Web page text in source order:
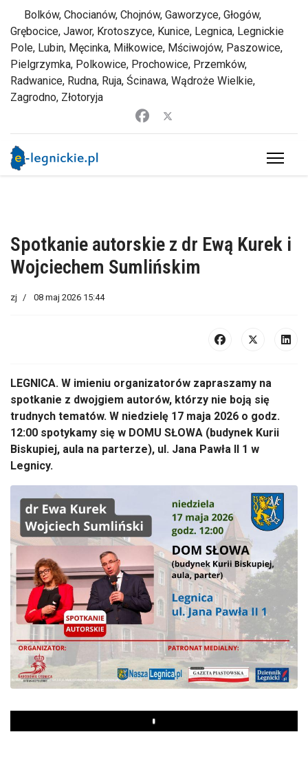
Bolków, Chocianów, Chojnów, Gaworzyce, Głogów,
Grębocice, Jawor, Krotoszyce, Kunice, Legnica, Legnickie
Pole, Lubin, Męcinka, Miłkowice, Mściwojów, Paszowice,
Pielgrzymka, Polkowice, Prochowice, Przemków,
Radwanice, Rudna, Ruja, Ścinawa, Wądroże Wielkie,
Zagrodno, Złotoryja
Spotkanie autorskie z dr Ewą Kurek i
Wojciechem Sumlińskim
zj 08 maj 2026 15:44
LEGNICA. W imieniu organizatorów zapraszamy na
spotkanie z dwojgiem autorów, którzy nie boją się
trudnych tematów. W niedzielę 17 maja 2026 o godz.
12:00 spotykamy się w DOMU SŁOWA (budynek Kurii
Biskupiej, aula na parterze), ul. Jana Pawła II 1 w
Legnicy.
Play